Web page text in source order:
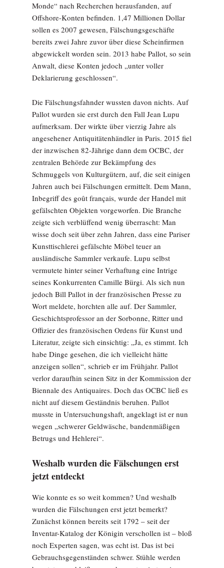
Monde“ nach Recherchen herausfanden, auf
Offshore-Konten befinden. 1,47 Millionen Dollar
sollen es 2007 gewesen, Fälschungsgeschäfte
bereits zwei Jahre zuvor über diese Scheinfirmen
abgewickelt worden sein. 2013 habe Pallot, so sein
Anwalt, diese Konten jedoch „unter voller
Deklarierung geschlossen“.
Die Fälschungsfahnder wussten davon nichts. Auf
Pallot wurden sie erst durch den Fall Jean Lupu
aufmerksam. Der wirkte über vierzig Jahre als
angesehener Antiquitätenhändler in Paris. 2015 fiel
der inzwischen 82-Jährige dann dem OCBC, der
zentralen Behörde zur Bekämpfung des
Schmuggels von Kulturgütern, auf, die seit einigen
Jahren auch bei Fälschungen ermittelt. Dem Mann,
Inbegriff des goût français, wurde der Handel mit
gefälschten Objekten vorgeworfen. Die Branche
zeigte sich verblüffend wenig überrascht: Man
wisse doch seit über zehn Jahren, dass eine Pariser
Kunsttischlerei gefälschte Möbel teuer an
ausländische Sammler verkaufe. Lupu selbst
vermutete hinter seiner Verhaftung eine Intrige
seines Konkurrenten Camille Bürgi. Als sich nun
jedoch Bill Pallot in der französischen Presse zu
Wort meldete, horchten alle auf. Der Sammler,
Geschichtsprofessor an der Sorbonne, Ritter und
Offizier des französischen Ordens für Kunst und
Literatur, zeigte sich einsichtig: „Ja, es stimmt. Ich
habe Dinge gesehen, die ich vielleicht hätte
anzeigen sollen“, schrieb er im Frühjahr. Pallot
verlor daraufhin seinen Sitz in der Kommission der
Biennale des Antiquaires. Doch das OCBC ließ es
nicht auf diesem Geständnis beruhen. Pallot
musste in Untersuchungshaft, angeklagt ist er nun
wegen „schwerer Geldwäsche, bandenmäßigen
Betrugs und Hehlerei“.
Weshalb wurden die Fälschungen erst
jetzt entdeckt
Wie konnte es so weit kommen? Und weshalb
wurden die Fälschungen erst jetzt bemerkt?
Zunächst können bereits seit 1792 – seit der
Inventar-Katalog der Königin verschollen ist – bloß
noch Experten sagen, was echt ist. Das ist bei
Gebrauchsgegenständen schwer. Stühle werden